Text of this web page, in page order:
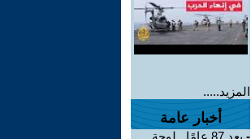
المزيد.....
أخبار عامة
-
بعد 87 عامًا.. لوحة